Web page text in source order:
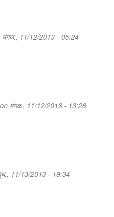
11/12/2013 - 05:24
मंगळ., 11/12/2013 - 13:28
11/13/2013 - 19:34